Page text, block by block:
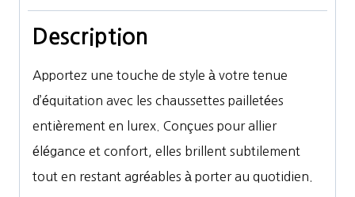
Description
Apportez une touche de style à votre tenue
d’équitation avec les chaussettes pailletées
entièrement en lurex. Conçues pour allier
élégance et confort, elles brillent subtilement
tout en restant agréables à porter au quotidien.